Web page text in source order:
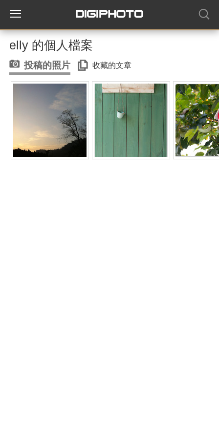
elly 的個人檔案
投稿的照片 收藏的文章